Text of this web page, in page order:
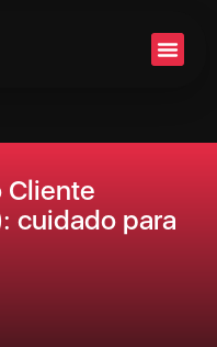
Cliente
cuidado para